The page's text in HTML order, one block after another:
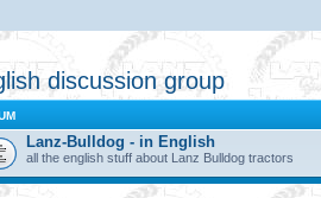
discussion group
Lanz-Bulldog - in English
all the english stuff about Lanz Bulldog tractors